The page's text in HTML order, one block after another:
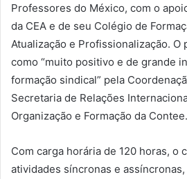
Professores do México, com o
da CEA e de seu Colégio de
Atualização e Profissionalização. O
como “muito positivo e de grande
formação sindical” pela
Secretaria de Relações
Organização e Formação da Contee.
Com carga horária de 120 horas, o
atividades síncronas e